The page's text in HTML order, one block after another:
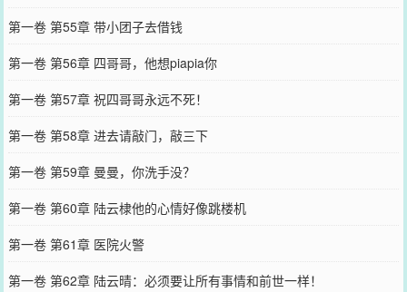
第一卷 第55章 带小团子去借钱
第一卷 第56章 四哥哥，他想piapia你
第一卷 第57章 祝四哥哥永远不死！
第一卷 第58章 进去请敲门，敲三下
第一卷 第59章 曼曼，你洗手没？
第一卷 第60章 陆云棣他的心情好像跳楼机
第一卷 第61章 医院火警
第一卷 第62章 陆云晴：必须要让所有事情和前世一样！